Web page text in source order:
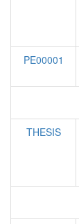
PE00001
THESIS